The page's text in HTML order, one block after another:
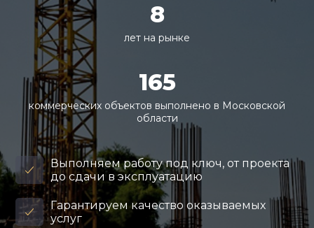
8
лет на рынке
165
коммерческих объектов выполнено в Московской
области
Выполняем работу под ключ, от проекта
до сдачи в эксплуатацию
Гарантируем качество оказываемых
услуг